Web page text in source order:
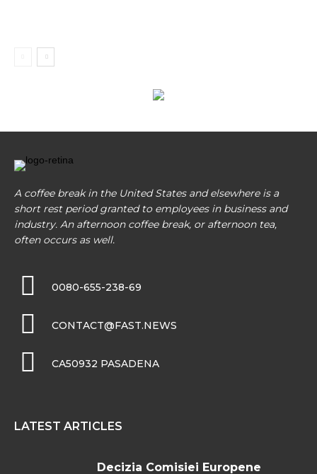
A coffee break in the United States and elsewhere is a
short rest period granted to employees in business and
industry. An afternoon coffee break, or afternoon tea,
often occurs as well.
0080-655-238-69
CONTACT@FAST.NEWS
CA50932 PASADENA
LATEST ARTICLES
Decizia Comisiei Europene